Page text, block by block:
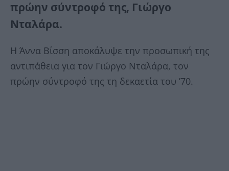
πρώην σύντροφό της, Γιώργο
Νταλάρα.
Η Άννα Βίσση αποκάλυψε την προσωπική της
αντιπάθεια για τον Γιώργο Νταλάρα, τον
πρώην σύντροφό της τη δεκαετία του ’70.